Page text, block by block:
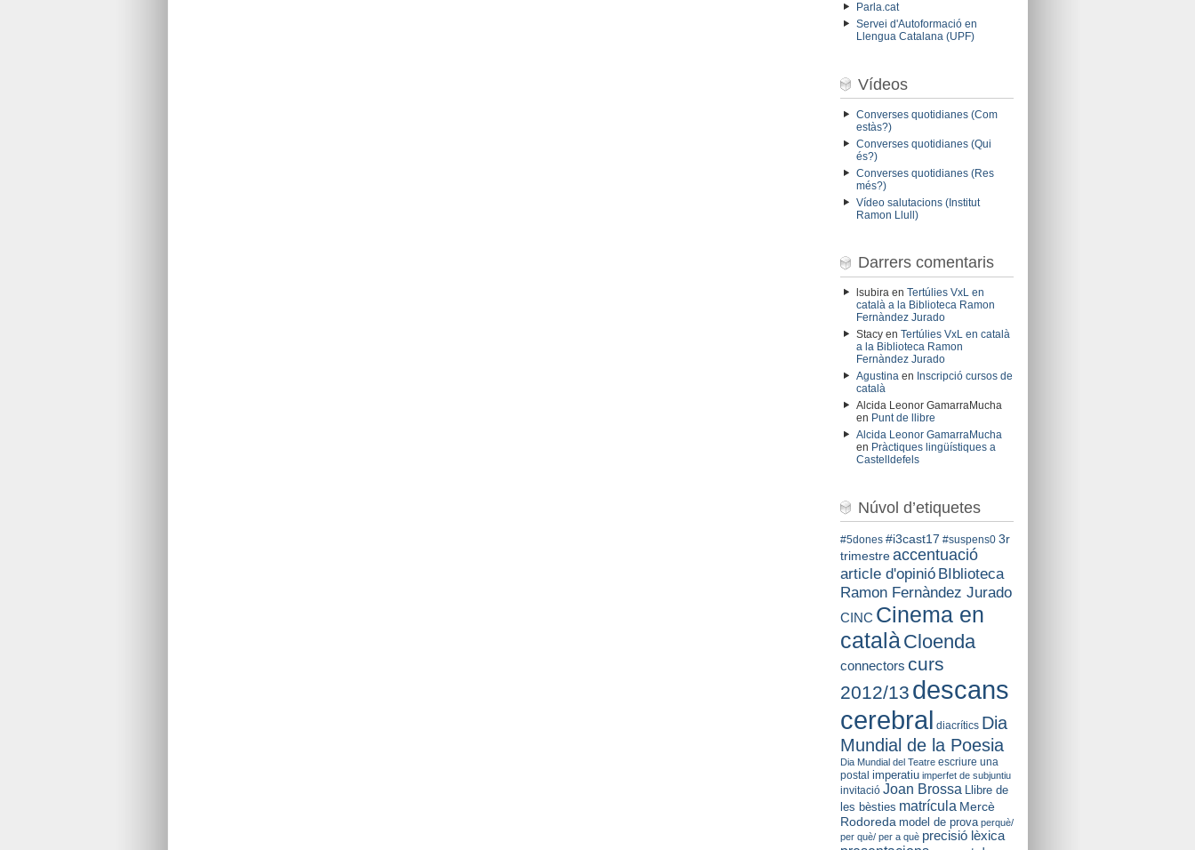
Parla.cat
Servei d'Autoformació en
Llengua Catalana (UPF)
Vídeos
Converses quotidianes (Com
estàs?)
Converses quotidianes (Qui
és?)
Converses quotidianes (Res
més?)
Vídeo salutacions (Institut
Ramon Llull)
Darrers comentaris
lsubiraen Tertúlies VxL en
català a la Biblioteca Ramon
Fernàndez Jurado
Stacyen Tertúlies VxL en català
a la Biblioteca Ramon
Fernàndez Jurado
Agustinaen Inscripció cursos de
català
Alcida Leonor GamarraMucha
en Punt de llibre
Alcida Leonor GamarraMucha
en Pràctiques lingüístiques a
Castelldefels
Núvol d’etiquetes
#5dones #i3cast17 #suspens0 3r
trimestre accentuació
article d'opinió BIblioteca
Ramon Fernàndez Jurado
CINC Cinema en
catalàCloenda
connectors curs
2012/13 descans
cerebral diacrítics Dia
Mundial de la Poesia
Dia Mundial del Teatre escriure una
postal imperatiu imperfet de subjuntiu
invitació Joan Brossa
Llibre de
les bèsties matrícula Mercè
Rodoreda model de prova perquè/
per què/ per a què precisió lèxica